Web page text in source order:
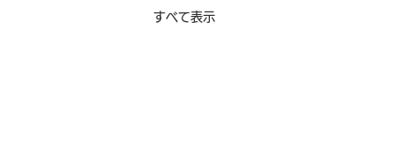
すべて表示